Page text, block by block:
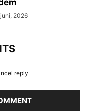
2026
reply